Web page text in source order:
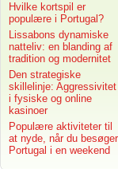
Hvilke kortspil er
populære i Portugal?
Lissabons dynamiske
natteliv: en blanding af
tradition og modernitet
Den strategiske
skillelinje: Aggressivitet
i fysiske og online
kasinoer
Populære aktiviteter til
at nyde, når du besøger
Portugal i en weekend